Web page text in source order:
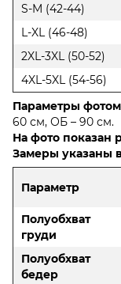
S-M (42-44)
L-XL (46-48)
2XL-3XL (50-52)
4XL-5XL (54-56)
Параметры
60 см, ОБ – 90 см.
На фото показан
Замеры указаны
Параметр
Полуобхват
груди
Полуобхват
бедер